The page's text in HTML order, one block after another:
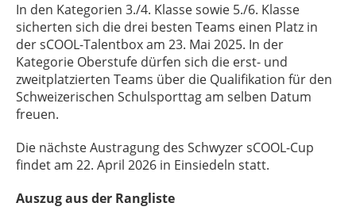
In den Kategorien 3./4. Klasse sowie 5./6. Klasse
sicherten sich die drei besten Teams einen Platz in
der sCOOL-Talentbox am 23. Mai 2025. In der
Kategorie Oberstufe dürfen sich die erst- und
zweitplatzierten Teams über die Qualifikation für den
Schweizerischen Schulsporttag am selben Datum
freuen.
Die nächste Austragung des Schwyzer sCOOL-Cup
findet am 22. April 2026 in Einsiedeln statt.
Auszug aus der Rangliste